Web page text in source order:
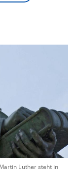
Luther steht in